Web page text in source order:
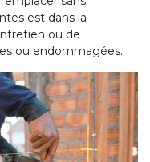
est dans la
ou de
ou endommagées.